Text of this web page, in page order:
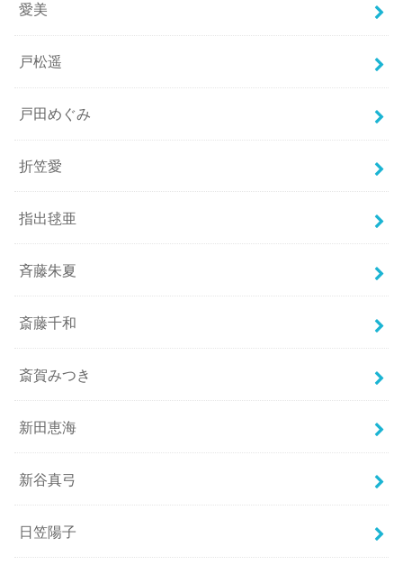
愛美
戸松遥
戸田めぐみ
折笠愛
指出毬亜
斉藤朱夏
斎藤千和
斎賀みつき
新田恵海
新谷真弓
日笠陽子